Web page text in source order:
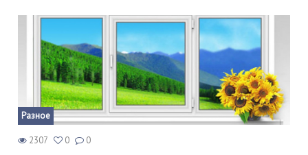
Разное
2307 0 0